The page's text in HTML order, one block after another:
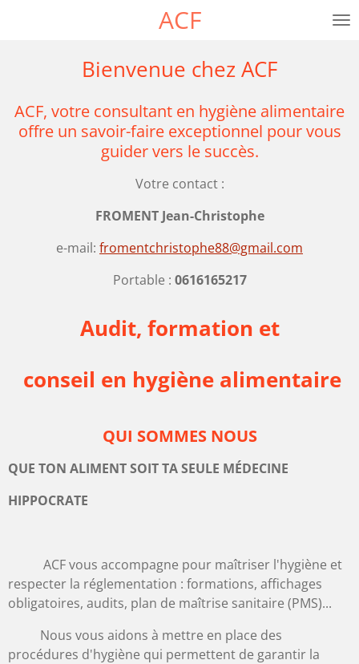
ACF
Bienvenue chez ACF
ACF, votre consultant en hygiène alimentaire
offre un savoir-faire exceptionnel pour vous
guider vers le succès.
Votre contact :
FROMENT Jean-Christophe
e-mail: fromentchristophe88@gmail.com
Portable : 0616165217
Audit, formation et
conseil en hygiène alimentaire
QUI SOMMES NOUS
QUE TON ALIMENT SOIT TA SEULE MÉDECINE
HIPPOCRATE
ACF vous accompagne pour maîtriser l'hygiène et
respecter la réglementation : formations, affichages
obligatoires, audits, plan de maîtrise sanitaire (PMS)...
Nous vous aidons à mettre en place des
procédures d'hygiène qui permettent de garantir la